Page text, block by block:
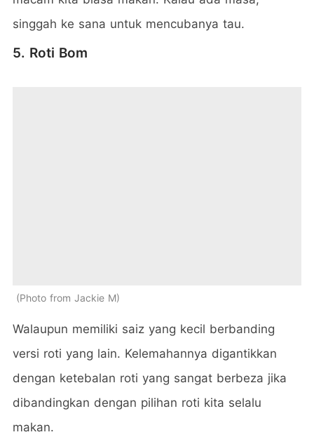
singgah ke sana untuk mencubanya tau.
5. Roti Bom
Photo from Jackie M
Walaupun memiliki saiz yang kecil berbanding
versi roti yang lain. Kelemahannya digantikkan
dengan ketebalan roti yang sangat berbeza jika
dibandingkan dengan pilihan roti kita selalu
makan.